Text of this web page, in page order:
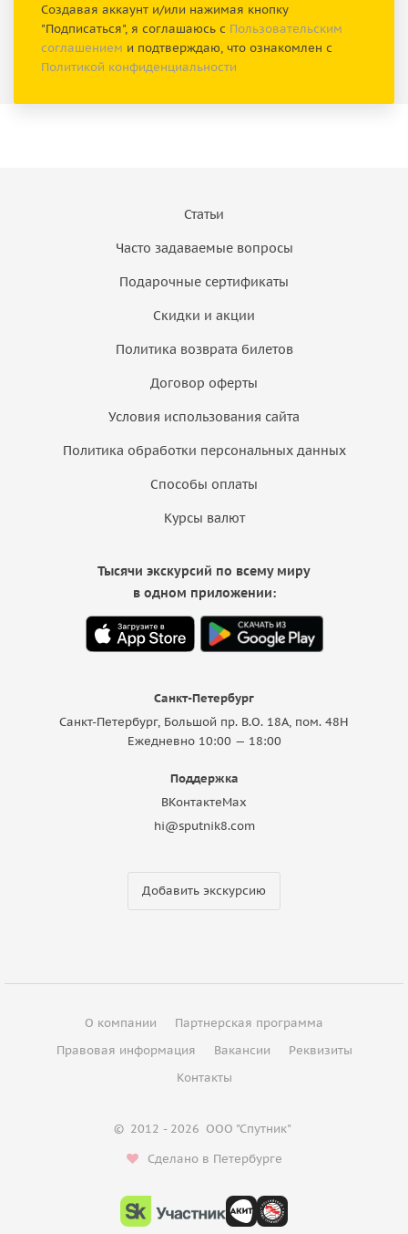
Создавая аккаунт и/или нажимая кнопку
"Подписаться", я соглашаюсь с Пользовательским
соглашением и подтверждаю, что ознакомлен с
Политикой конфиденциальности
Статьи
Часто задаваемые вопросы
Подарочные сертификаты
Скидки и акции
Политика возврата билетов
Договор оферты
Условия использования сайта
Политика обработки персональных данных
Способы оплаты
Курсы валют
Санкт-Петербург
Санкт-Петербург, Большой пр. В.О. 18A, пом. 48Н
Ежедневно 10:00 — 18:00
Поддержка
ВКонтактеMax
hi@sputnik8.com
Добавить экскурсию
Тысячи экскурсий по всему миру
в одном приложении:
О компании
Партнерская программа
Правовая информация
Вакансии
Реквизиты
Контакты
© 2012 - 2026 ООО "Спутник"
Сделано в Петербурге